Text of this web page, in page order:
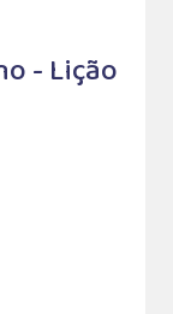
- Lição